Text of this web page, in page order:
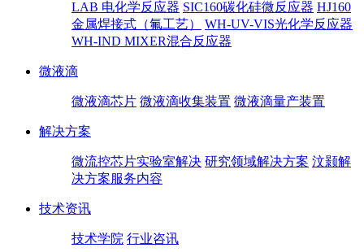
LAB 电化学反应器 SIC160碳化硅微反应器 HJ160
金属焊接式（氟工艺）
WH-UV-VIS光化学反应器
WH-IND MIXER混合反应器
微液滴
微液滴芯片 微液滴收集装置 微液滴量产装置
解决方案
微流控芯片实验室解决 研究领域解决方案 汶颢解
决方案服务内容
技术资讯
技术学院 行业咨讯